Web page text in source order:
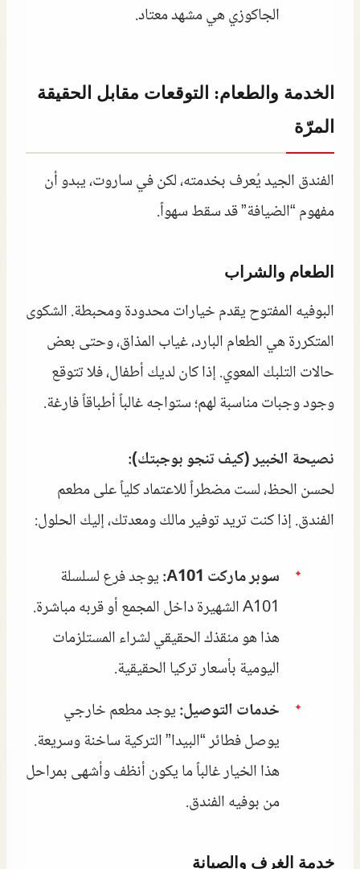
الجاكوزي هي مشهد معتاد.
الخدمة والطعام: التوقعات مقابل الحقيقة
المرّة
الفندق الجيد يُعرف بخدمته، لكن في ساروت، يبدو أن
مفهوم “الضيافة” قد سقط سهواً.
الطعام والشراب
البوفيه المفتوح يقدم خيارات محدودة ومحبطة. الشكوى
المتكررة هي الطعام البارد، غياب المذاق، وحتى بعض
حالات التلبك المعوي. إذا كان لديك أطفال، فلا تتوقع
وجود وجبات مناسبة لهم؛ ستواجه غالباً أطباقاً فارغة.
نصيحة الخبير (كيف تنجو بوجبتك):
لحسن الحظ، لست مضطراً للاعتماد كلياً على مطعم
الفندق. إذا كنت تريد توفير مالك ومعدتك، إليك الحلول:
سوبر ماركت A101:
يوجد فرع لسلسلة
A101 الشهيرة داخل المجمع أو قربه مباشرة.
هذا هو منقذك الحقيقي لشراء المستلزمات
اليومية بأسعار تركيا الحقيقية.
خدمات التوصيل:يوجد مطعم خارجي
يوصل فطائر “البيدا” التركية ساخنة وسريعة.
هذا الخيار غالباً ما يكون أنظف وأشهى بمراحل
من بوفيه الفندق.
خدمة الغرف والصيانة